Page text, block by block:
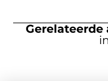
Gerelateerde